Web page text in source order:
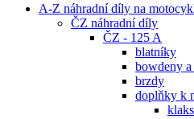
A-Z náhradní díly na
ČZ náhradní díly
ČZ - 125 A
blatníky
bowdeny a
brzdy
doplňky k